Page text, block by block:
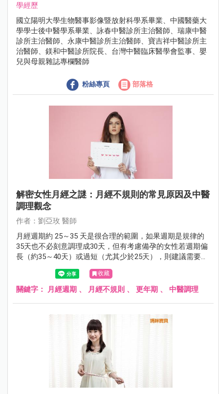
學經歷
國立陽明大學生物醫事影像暨放射科學系畢業、中國醫藥大
學學士後中醫學系畢業、詠春中醫診所主治醫師、瑞康中醫
診所主治醫師、永康中醫診所主治醫師、寶吉祥中醫診所主
治醫師、鎂和中醫診所院長、台灣中醫臨床醫學會監事、嬰
兒與母親雜誌專欄醫師
粉絲專頁 部落格
解密女性月經之謎：月經不規則的常見原因及中醫
調理觀念
作者：劉亞玫 醫師
月經週期約 25～35 天是很合理的範圍，如果週期是規律的
35天也不必刻意調理成30天，但有考慮備孕的女性若週期偏
長（約35～40天）或過短（尤其少於25天），則建議需要積
收藏
關鍵字： 月經週期 、 月經不規則 、 更年期 、 中醫調理